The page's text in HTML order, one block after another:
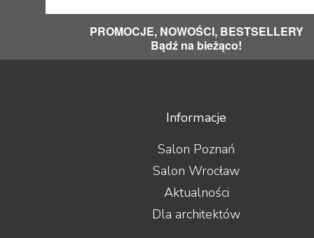
PROMOCJE, NOWOŚCI, BESTSELLERY
Bądź na bieżąco!
Informacje
Salon Poznań
Salon Wrocław
Aktualności
Dla architektów